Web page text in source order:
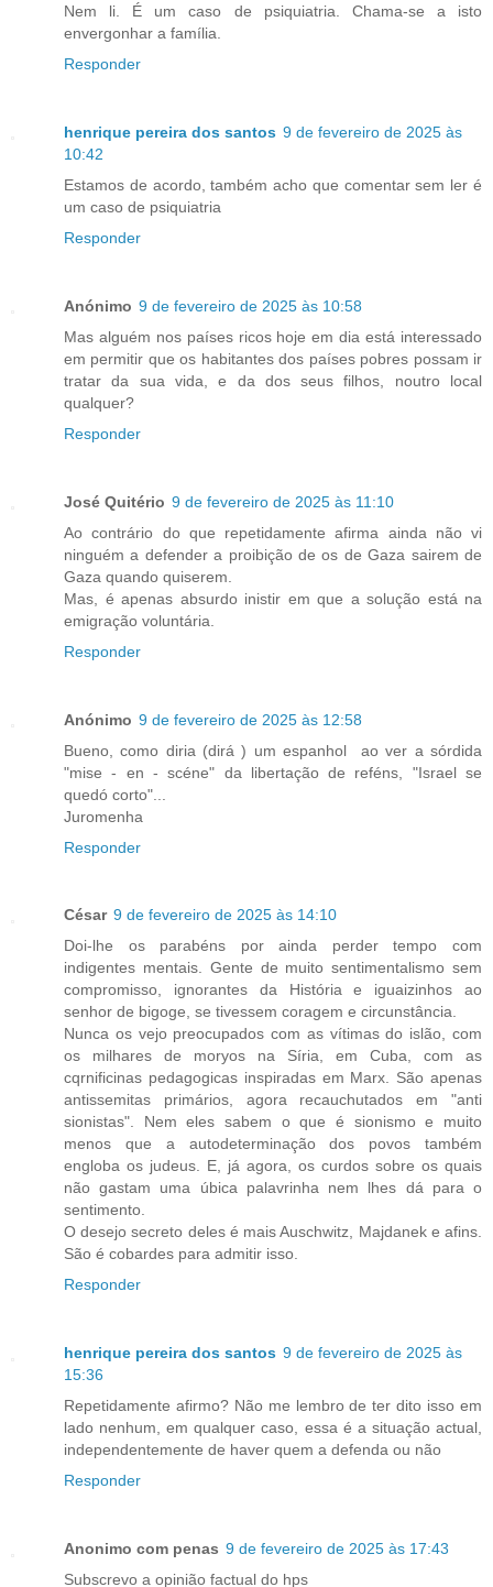
Nem li. É um caso de psiquiatria. Chama-se a isto
envergonhar a família.
Responder
henrique pereira dos santos 9 de fevereiro de 2025 às
10:42
Estamos de acordo, também acho que comentar sem ler é
um caso de psiquiatria
Responder
Anónimo 9 de fevereiro de 2025 às 10:58
Mas alguém nos países ricos hoje em dia está interessado
em permitir que os habitantes dos países pobres possam ir
tratar da sua vida, e da dos seus filhos, noutro local
qualquer?
Responder
José Quitério 9 de fevereiro de 2025 às 11:10
Ao contrário do que repetidamente afirma ainda não vi
ninguém a defender a proibição de os de Gaza sairem de
Gaza quando quiserem.
Mas, é apenas absurdo inistir em que a solução está na
emigração voluntária.
Responder
Anónimo 9 de fevereiro de 2025 às 12:58
Bueno, como diria (dirá ) um espanhol ao ver a sórdida
"mise - en - scéne" da libertação de reféns, "Israel se
quedó corto"...
Juromenha
Responder
César 9 de fevereiro de 2025 às 14:10
Doi-lhe os parabéns por ainda perder tempo com
indigentes mentais. Gente de muito sentimentalismo sem
compromisso, ignorantes da História e iguaizinhos ao
senhor de bigoge, se tivessem coragem e circunstância.
Nunca os vejo preocupados com as vítimas do islão, com
os milhares de moryos na Síria, em Cuba, com as
cqrnificinas pedagogicas inspiradas em Marx. São apenas
antissemitas primários, agora recauchutados em "anti
sionistas". Nem eles sabem o que é sionismo e muito
menos que a autodeterminação dos povos também
engloba os judeus. E, já agora, os curdos sobre os quais
não gastam uma úbica palavrinha nem lhes dá para o
sentimento.
O desejo secreto deles é mais Auschwitz, Majdanek e afins.
São é cobardes para admitir isso.
Responder
henrique pereira dos santos 9 de fevereiro de 2025 às
15:36
Repetidamente afirmo? Não me lembro de ter dito isso em
lado nenhum, em qualquer caso, essa é a situação actual,
independentemente de haver quem a defenda ou não
Responder
Anonimo com penas 9 de fevereiro de 2025 às 17:43
Subscrevo a opinião factual do hps